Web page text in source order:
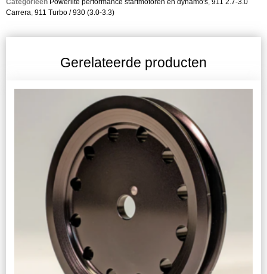
Categorieën Powerlite performance startmotoren en dynamo's, 911 2.7-3.0
Carrera, 911 Turbo / 930 (3.0-3.3)
Gerelateerde producten